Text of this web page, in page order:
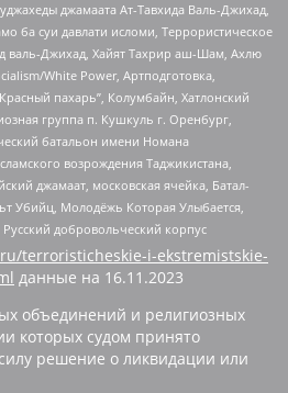
джамаата Ат-Тавхида Валь-Джихад,
ба суи давлати исломи, Террористическое
валь-Джихад, Хайят Тахрир аш-Шам, Ахлю
White Power, Артподготовка,
пахарь”, Колумбайн, Хатлонский
группа п. Кушкуль г. Оренбург,
батальон имени Номана
возрождения Таджикистана,
джамаат, московская ячейка, Батал-
Убийц, Молодёжь Которая Улыбается,
добровольческий корпус
terroristicheskie-i-ekstremistskie-
данные на 16.11.2023
объединений и религиозных
которых судом принято
решение о ликвидации или